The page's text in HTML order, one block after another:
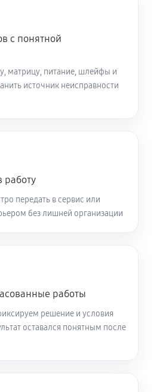
с понятной
матрицу, питание, шлейфы и
источник неисправности
работу
передать в сервис или
без лишней организации
работы
решение и условия
оставался понятным после